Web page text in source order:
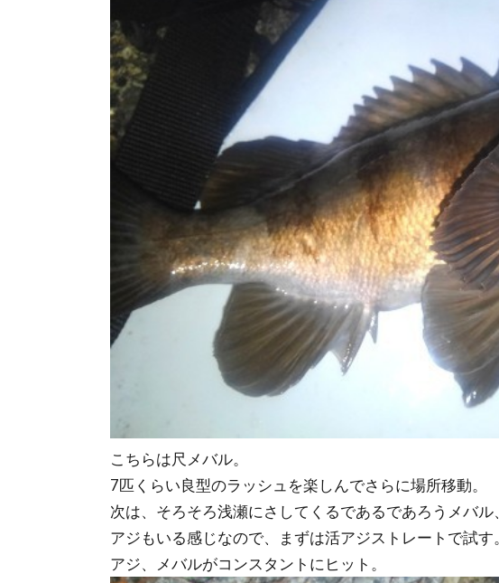
こちらは尺メバル。
7匹くらい良型のラッシュを楽しんでさらに場所移動。
次は、そろそろ浅瀬にさしてくるであるであろうメバル
アジもいる感じなので、まずは活アジストレートで試す。
アジ、メバルがコンスタントにヒット。